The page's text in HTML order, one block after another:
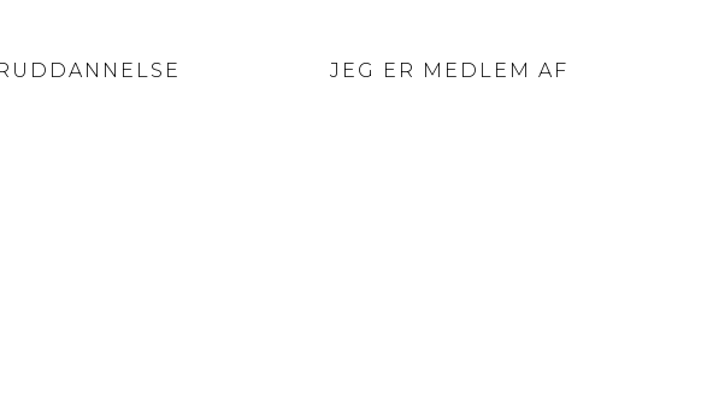
JEG ER MEDLEM AF